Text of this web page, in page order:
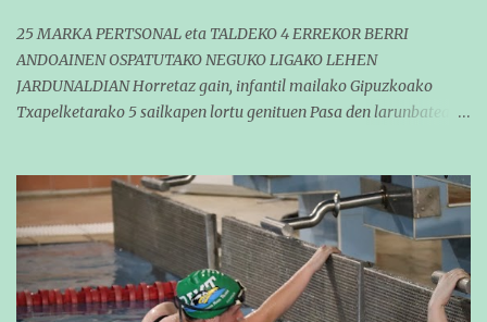
25 MARKA PERTSONAL eta TALDEKO 4 ERREKOR BERRI
ANDOAINEN OSPATUTAKO NEGUKO LIGAKO LEHEN
JARDUNALDIAN Horretaz gain, infantil mailako Gipuzkoako
Txapelketarako 5 sailkapen lortu genituen Pasa den larunbatean
hartzen. Bertan gure taldeko 16 igerilari aritu ziren. Denboraldiari
hasera ona eman zioten gue taldekideek. Ohikoa den bezela, garai
honetan entrenamendua da jardueraren funtsa eta hori alde
batera utzi gabe ekin zioten beti gogotsu hartzen duten
denboraldiko lehen jardunaldiari. Entrenamenduan buru belarri